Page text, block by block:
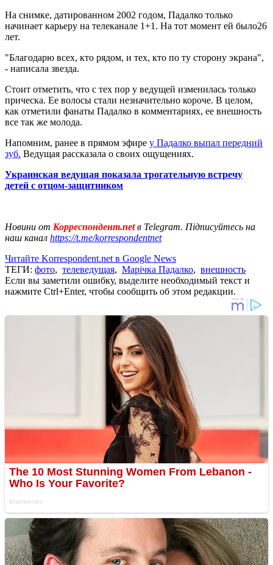
На снимке, датированном 2002 годом, Падалко только
начинает карьеру на телеканале 1+1. На тот момент ей было26
лет.
"Благодарю всех, кто рядом, и тех, кто по ту сторону экрана",
- написала звезда.
Стоит отметить, что с тех пор у ведущей изменилась только
прическа. Ее волосы стали незначительно короче. В целом,
как отметили фанаты Падалко в комментариях, ее внешность
все так же молода.
Напомним, ранее в прямом эфире у Падалко выпал передний
зуб. Ведущая рассказала о своих ощущениях.
Украинская ведущая показала трогательную встречу
детей с отцом-защитником
Новини от Корреспондент.netв Telegram. Підписуйтесь на
наш канал https://t.me/korrespondentnet
Читайте Korrespondent.net в Google News
ТЕГИ: фото, телеведущая, Марічка Падалко, внешность
Если вы заметили ошибку, выделите необходимый текст и
нажмите Ctrl+Enter, чтобы сообщить об этом редакции.